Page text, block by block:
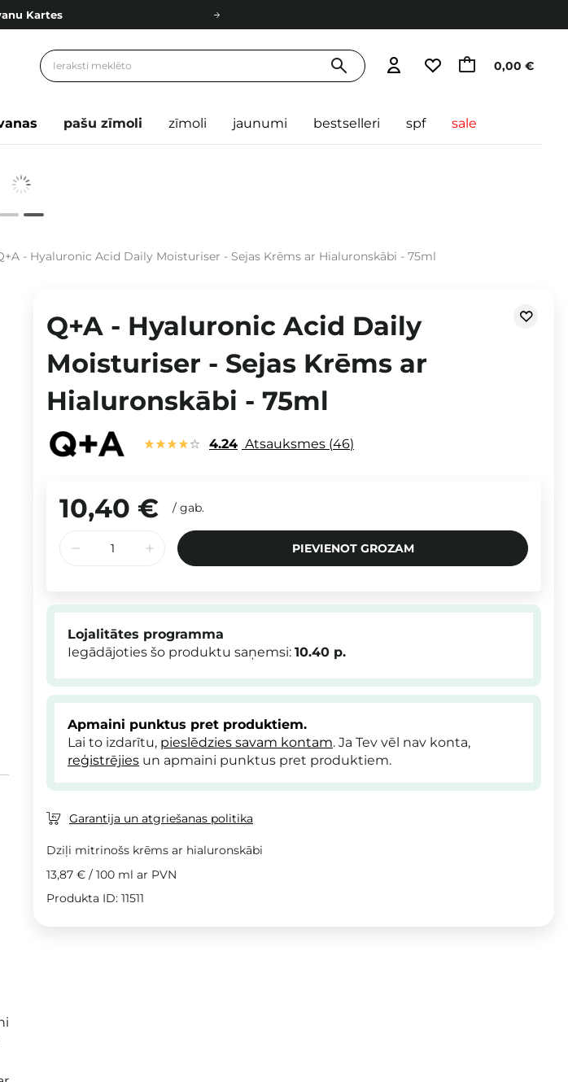
Kartes
piegāde no 49,00 € 0,00 €
pašu zīmoli zīmoli jaunumi bestselleri spf sale
- Hyaluronic Acid Daily Moisturiser - Sejas Krēms ar Hialuronskābi - 75ml
Q+A - Hyaluronic Acid Daily
Moisturiser - Sejas Krēms ar
Hialuronskābi - 75ml
4.24 Atsauksmes 46
10,40 € / gab.
PIEVIENOT GROZAM
Lojalitātes programma
Iegādājoties šo produktu saņemsi: 10.40 p.
Apmaini punktus pret produktiem.
Lai to izdarītu, pieslēdzies savam kontam. Ja Tev vēl nav konta,
reģistrējies un apmaini punktus pret produktiem.
Garantija un atgriešanas politika
Dziļi mitrinošs krēms ar hialuronskābi
13,87 € / 100 ml ar PVN
Produkta ID: 11511